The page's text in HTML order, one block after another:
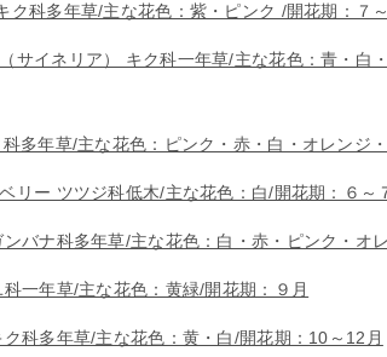
ク科多年草/主な花色：紫・ピンク /開花期：７
サイネリア） キク科一年草/主な花色：青・白
多年草/主な花色：ピンク・赤・白・オレンジ
リー ツツジ科低木/主な花色：白/開花期：６～
ンバナ科多年草/主な花色：白・赤・ピンク・オ
科一年草/主な花色：黄緑/開花期：９月
ク科多年草/主な花色：黄・白/開花期：10～12月